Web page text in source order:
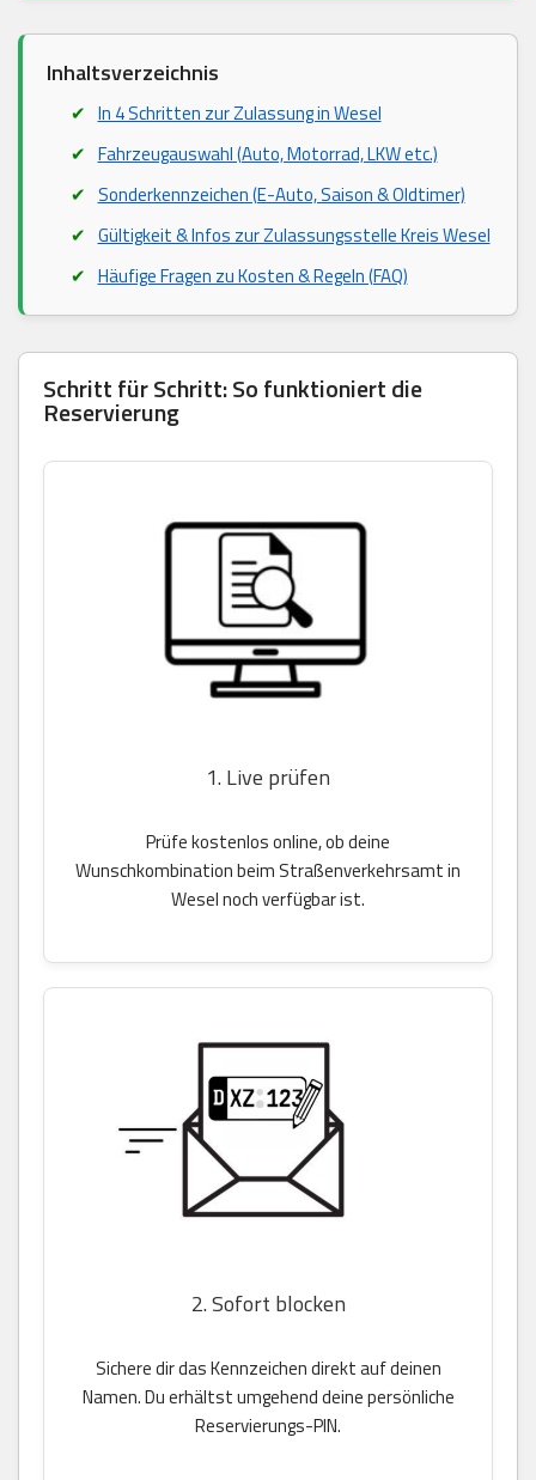
Inhaltsverzeichnis
In 4 Schritten zur Zulassung in Wesel
Fahrzeugauswahl (Auto, Motorrad, LKW etc.)
Sonderkennzeichen (E-Auto, Saison & Oldtimer)
Gültigkeit & Infos zur Zulassungsstelle Kreis Wesel
Häufige Fragen zu Kosten & Regeln (FAQ)
Schritt für Schritt: So funktioniert die
Reservierung
1. Live prüfen
Prüfe kostenlos online, ob deine
Wunschkombination beim Straßenverkehrsamt in
Wesel noch verfügbar ist.
2. Sofort blocken
Sichere dir das Kennzeichen direkt auf deinen
Namen. Du erhältst umgehend deine persönliche
Reservierungs-PIN.